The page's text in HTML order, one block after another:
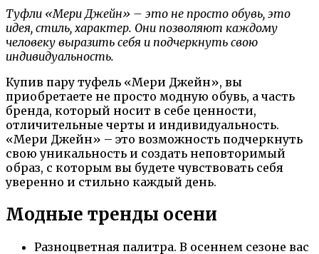
Туфли «Мери Джейн» – это не просто обувь, это
идея, стиль, характер. Они позволяют каждому
человеку выразить себя и подчеркнуть свою
индивидуальность.
Купив пару туфель «Мери Джейн», вы
приобретаете не просто модную обувь, а часть
бренда, который носит в себе ценности,
отличительные черты и индивидуальность.
«Мери Джейн» – это возможность подчеркнуть
свою уникальность и создать неповторимый
образ, с которым вы будете чувствовать себя
уверенно и стильно каждый день.
Модные тренды осени
Разноцветная палитра. В осеннем сезоне вас